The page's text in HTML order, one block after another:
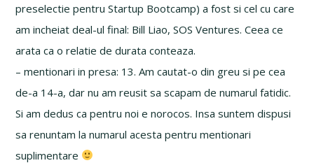
preselectie pentru Startup Bootcamp) a fost si cel cu care
am incheiat deal-ul final: Bill Liao, SOS Ventures. Ceea ce
arata ca o relatie de durata conteaza.
– mentionari in presa: 13. Am cautat-o din greu si pe cea
de-a 14-a, dar nu am reusit sa scapam de numarul fatidic.
Si am dedus ca pentru noi e norocos. Insa suntem dispusi
sa renuntam la numarul acesta pentru mentionari
suplimentare